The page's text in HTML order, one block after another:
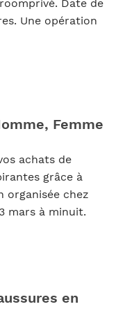
Date de
Une opération
Femme
achats de
grâce à
organisée chez
mars à minuit.
en